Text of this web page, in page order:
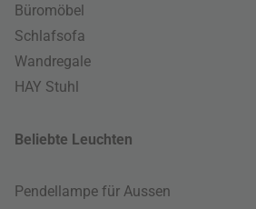
Büromöbel
Schlafsofa
Wandregale
HAY Stuhl
Beliebte Leuchten
Pendellampe für Aussen